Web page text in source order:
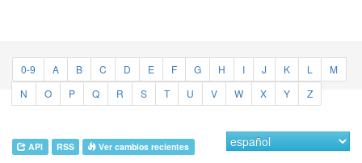
0-9 A B C D E F G H I J K L
M
N
O P Q R S T U V W X Y Z
API RSS Ver cambios recientes